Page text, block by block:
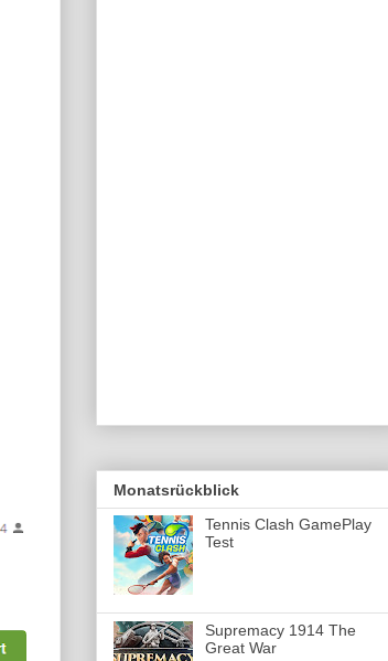
Monatsrückblick
Tennis Clash GamePlay
Test
Supremacy 1914 The
Great War